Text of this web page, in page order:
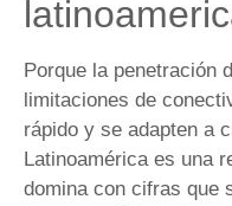
Porque la penetración
limitaciones de
rápido y se adapten a
Latinoamérica es una
domina con cifras que